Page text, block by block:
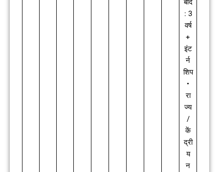
बाद
: 3
वर्ष
+
इंट
र्न
शिप
•
रा
ज्य
/
कें
द्री
य
न